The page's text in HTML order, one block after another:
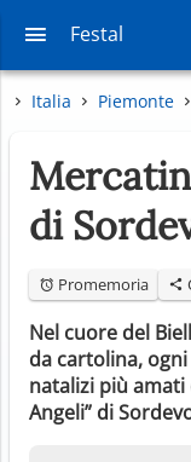
Festal
Italia Piemonte
di
Promemoria
Nel cuore del
da cartolina,
natalizi più amati
Angeli” di